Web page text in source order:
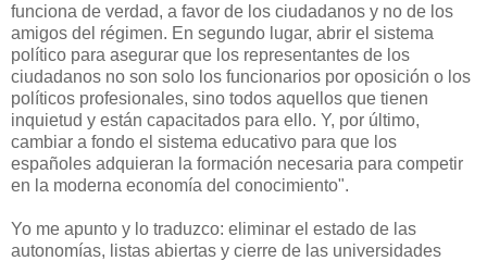
funciona de verdad, a favor de los ciudadanos y no de los
amigos del régimen. En segundo lugar, abrir el sistema
político para asegurar que los representantes de los
ciudadanos no son solo los funcionarios por oposición o los
políticos profesionales, sino todos aquellos que tienen
inquietud y están capacitados para ello. Y, por último,
cambiar a fondo el sistema educativo para que los
españoles adquieran la formación necesaria para competir
en la moderna economía del conocimiento".
Yo me apunto y lo traduzco: eliminar el estado de las
autonomías, listas abiertas y cierre de las universidades